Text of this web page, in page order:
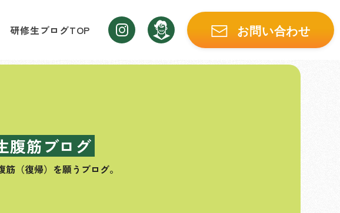
研修生ブログTOP お問い合わせ
腹筋ブログ
（復帰）を願うブログ。